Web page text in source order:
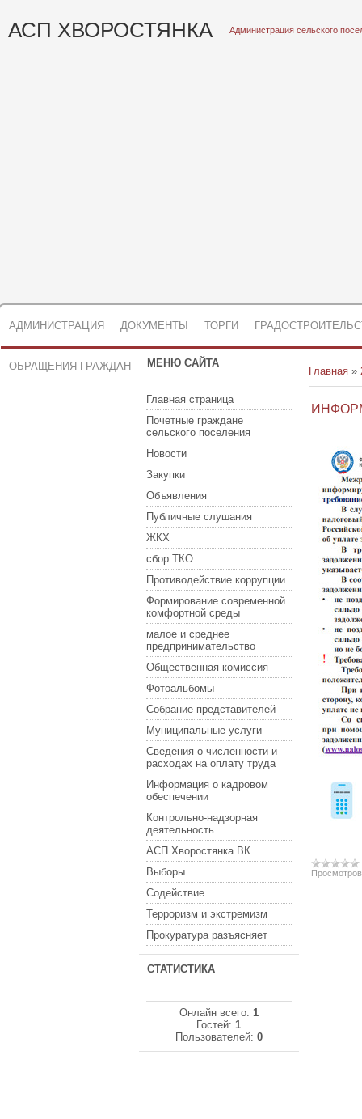
АСП ХВОРОСТЯНКА Администрация сельского
АДМИНИСТРАЦИЯ ДОКУМЕНТЫ ТОРГИ
ОБРАЩЕНИЯ ГРАЖДАН МЕНЮ САЙТА
Главная страница
Почетные граждане
сельского поселения
Новости
Закупки
Объявления
Публичные слушания
ЖКХ
сбор ТКО
Противодействие коррупции
Формирование современной
комфортной среды
малое и среднее
предпринимательство
Общественная комиссия
Фотоальбомы
Собрание представителей
Муниципальные услуги
Сведения о численности и
расходах на оплату труда
Информация о кадровом
обеспечении
Контрольно-надзорная
деятельность
АСП Хворостянка ВК
Выборы
Содействие
Терроризм и экстремизм
Прокуратура разъясняет
СТАТИСТИКА
Онлайн всего: 1
Гостей:1
Пользователей: 0
Главная »